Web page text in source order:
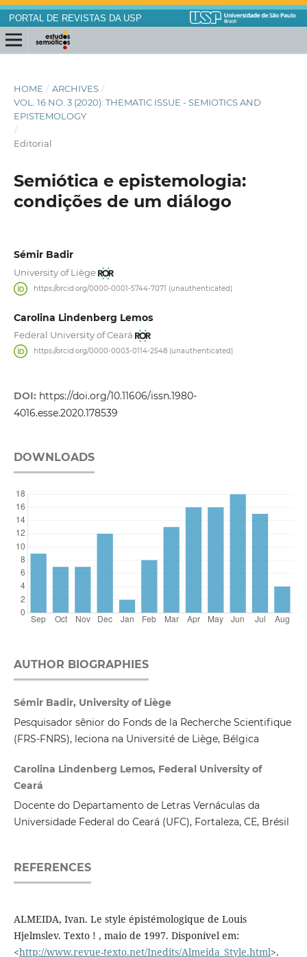
PORTAL DE REVISTAS DA USP
HOME / ARCHIVES /
VOL. 16 NO. 3 (2020): THEMATIC ISSUE - SEMIOTICS AND
EPISTEMOLOGY
/
Editorial
Semiótica e epistemologia:
condições de um diálogo
Sémir Badir
University of Liège
https://orcid.org/0000-0001-5744-7071 (unauthenticated)
Carolina Lindenberg Lemos
Federal University of Ceará
https://orcid.org/0000-0003-0114-2548 (unauthenticated)
DOI: https://doi.org/10.11606/issn.1980-
4016.esse.2020.178539
DOWNLOADS
AUTHOR BIOGRAPHIES
Sémir Badir, University of Liège
Pesquisador sênior do Fonds de la Recherche Scientifique
(FRS-FNRS), leciona na Université de Liège, Bélgica
Carolina Lindenberg Lemos, Federal University of
Ceará
Docente do Departamento de Letras Vernáculas da
Universidade Federal do Ceará (UFC), Fortaleza, CE, Brésil
REFERENCES
ALMEIDA, Ivan. Le style épistémologique de Louis
Hjelmslev. Texto ! , maio de 1997. Disponível em:
<http://www.revue-texto.net/Inedits/Almeida_Style.html>.